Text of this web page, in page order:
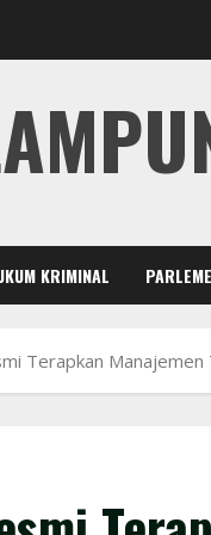
KRIMINAL
Terapkan